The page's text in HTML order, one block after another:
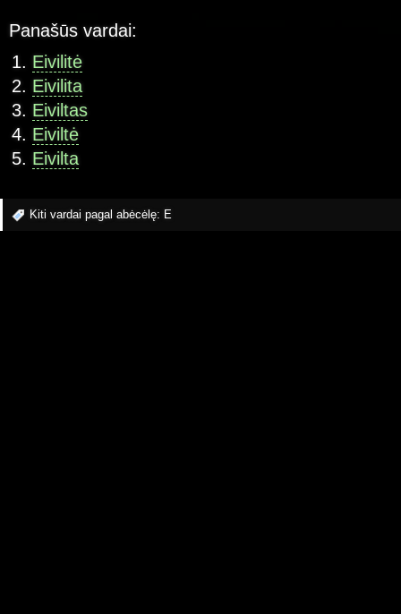
Panašūs vardai:
Eivilitė
Eivilita
Eiviltas
Eiviltė
Eivilta
Kiti vardai pagal abėcėlę: E